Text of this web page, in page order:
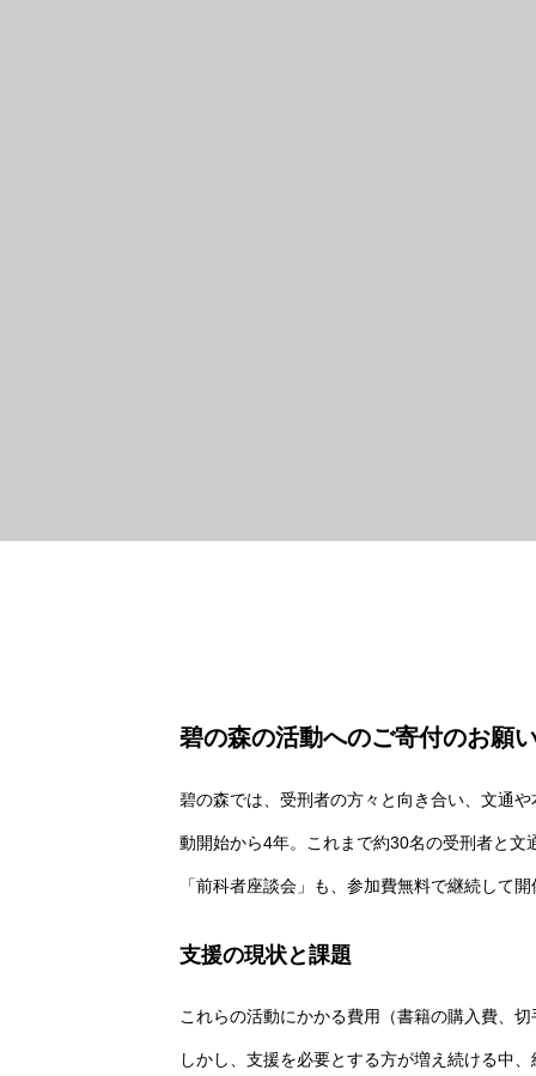
碧の森の活動へのご寄付のお願
碧の森では、受刑者の方々と向き合い、文通
動開始から4年。これまで約30名の受刑者と
「前科者座談会」も、参加費無料で継続して
支援の現状と課題
これらの活動にかかる費用（書籍の購入費、
しかし、支援を必要とする方が増え続ける中